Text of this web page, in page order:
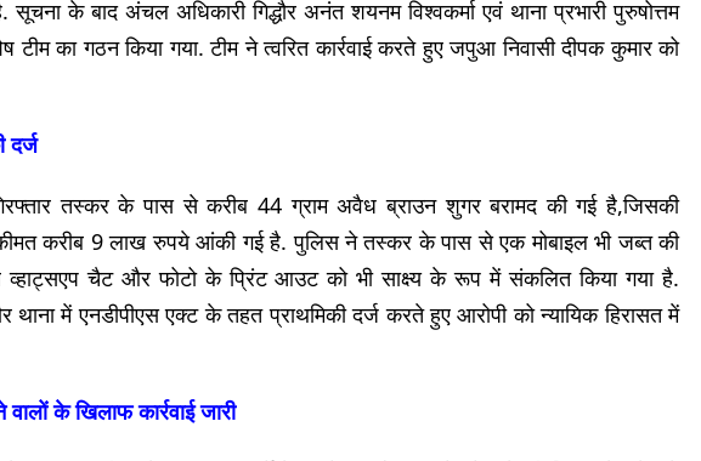
सूचना के बाद अंचल अधिकारी गिद्धौर अनंत शयनम विश्वकर्मा एवं थाना प्रभारी पुरुषोत्तम
टीम का गठन किया गया. टीम ने त्वरित कार्रवाई करते हुए जपुआ निवासी दीपक कुमार को
दर्ज
तस्कर के पास से करीब 44 ग्राम अवैध ब्राउन शुगर बरामद की गई है,जिसकी
कीमत करीब 9 लाख रुपये आंकी गई है. पुलिस ने तस्कर के पास से एक मोबाइल भी जब्त की
व्हाट्सएप चैट और फोटो के प्रिंट आउट को भी साक्ष्य के रूप में संकलित किया गया है.
थाना में एनडीपीएस एक्ट के तहत प्राथमिकी दर्ज करते हुए आरोपी को न्यायिक हिरासत में
के खिलाफ कार्रवाई जारी